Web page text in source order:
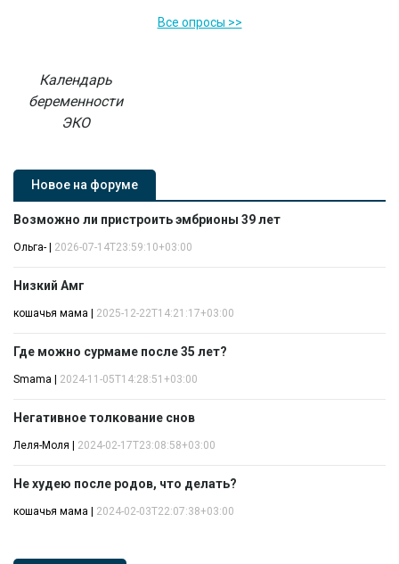
Все опросы >>
Календарь
беременности
ЭКО
Новое на форуме
Возможно ли пристроить эмбрионы 39 лет
Ольга- 2026-07-14T23:59:10+03:00
Низкий Амг
кошачья мама 2025-12-22T14:21:17+03:00
Где можно сурмаме после 35 лет?
Smama 2024-11-05T14:28:51+03:00
Негативное толкование снов
Леля-Моля 2024-02-17T23:08:58+03:00
Не худею после родов, что делать?
кошачья мама 2024-02-03T22:07:38+03:00